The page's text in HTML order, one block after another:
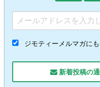
ジモティーメルマガに
新着投稿の